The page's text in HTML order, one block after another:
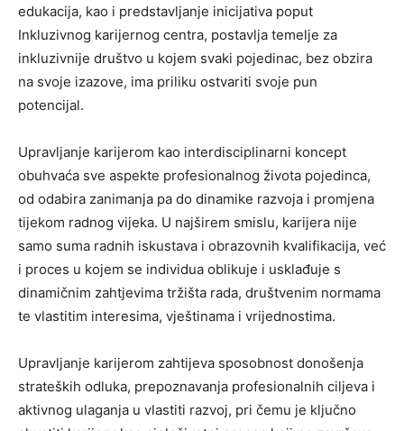
edukacija, kao i predstavljanje inicijativa poput
Inkluzivnog karijernog centra, postavlja temelje za
inkluzivnije društvo u kojem svaki pojedinac, bez obzira
na svoje izazove, ima priliku ostvariti svoje pun
potencijal.
Upravljanje karijerom kao interdisciplinarni koncept
obuhvaća sve aspekte profesionalnog života pojedinca,
od odabira zanimanja pa do dinamike razvoja i promjena
tijekom radnog vijeka. U najširem smislu, karijera nije
samo suma radnih iskustava i obrazovnih kvalifikacija, već
i proces u kojem se individua oblikuje i usklađuje s
dinamičnim zahtjevima tržišta rada, društvenim normama
te vlastitim interesima, vještinama i vrijednostima.
Upravljanje karijerom zahtijeva sposobnost donošenja
strateških odluka, prepoznavanja profesionalnih ciljeva i
aktivnog ulaganja u vlastiti razvoj, pri čemu je ključno